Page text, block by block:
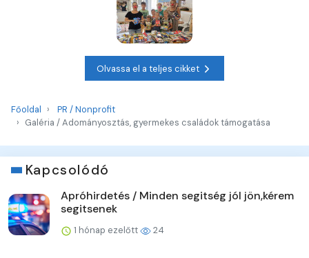
Olvassa el a teljes cikket
Főoldal
PR / Nonprofit
Galéria / Adományosztás, gyermekes családok támogatása
Kapcsolódó
Apróhirdetés / Minden segitség jól jön,kérem
segitsenek
1 hónap ezelőtt 24